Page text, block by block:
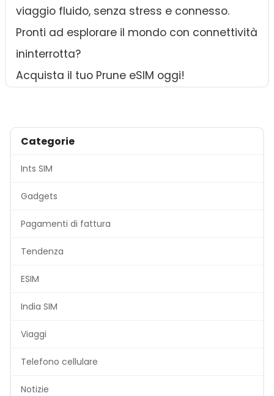
viaggio fluido, senza stress e connesso.
Pronti ad esplorare il mondo con connettività
ininterrotta?
Acquista il tuo Prune eSIM oggi!
Categorie
Ints SIM
Gadgets
Pagamenti di fattura
Tendenza
ESIM
India SIM
Viaggi
Telefono cellulare
Notizie